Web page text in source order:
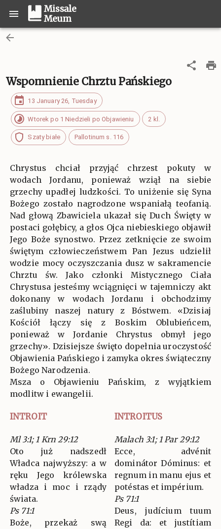
Missale
Meum
Wspomnienie Chrztu Pańskiego
13 January 26, Tuesday
Wtorek po 1 Niedzieli po Objawieniu 2 kl.
Szaty białe Pallotinum s. 116
Chrystus chciał przyjąć chrzest pokuty w
wodach Jordanu, ponieważ wziął na siebie
grzechy upadłej ludzkości. To uniżenie się Syna
Bożego zostało nagrodzone wspaniałą teofanią.
Nad głową Zbawiciela ukazał się Duch Święty w
postaci gołębicy, a głos Ojca niebieskiego objawił
Jego Boże synostwo. Przez zetknięcie ze swoim
świętym człowieczeństwem Pan Jezus udzielił
wodzie mocy oczyszczania dusz w sakramencie
Chrztu św. Jako członki Mistycznego Ciała
Chrystusa jesteśmy wciągnięci w tajemniczy akt
dokonany w wodach Jordanu i obchodzimy
zaślubiny naszej natury z Bóstwem. «Dzisiaj
Kościół łączy się z Boskim Oblubieńcem,
ponieważ w Jordanie Chrystus obmył jego
grzechy». Dzisiejsze święto dopełnia uroczystość
Objawienia Pańskiego i zamyka okres świąteczny
Bożego Narodzenia.
Msza o Objawieniu Pańskim, z wyjątkiem
modlitw i ewangelii.
INTROIT INTROITUS
Ml 3:1; 1 Krn 29:12
Oto już nadszedł
Władca najwyższy: a w
ręku Jego królewska
władza i moc i rządy
świata.
Ps 71:1
Boże, przekaż swą
Malach 3:1; 1 Par 29:12
Ecce, advénit
dominátor Dóminus: et
regnum in manu ejus et
potéstas et impérium.
Ps 71:1
Deus, judícium tuum
Regi da: et justítiam